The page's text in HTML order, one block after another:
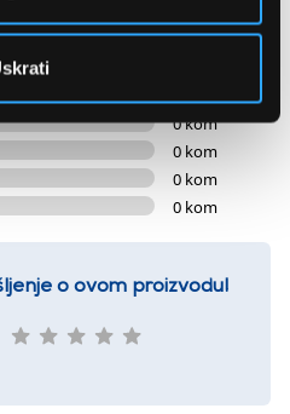
ocjena
11 kom
0 kom
0 kom
0 kom
0 kom
o ovom proizvodu!